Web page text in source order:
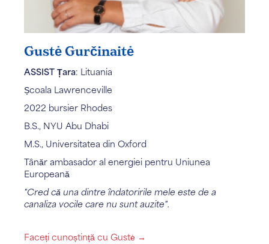
Gustė Gurčinaitė
ASSIST Țara: Lituania
Școala Lawrenceville
2022 bursier Rhodes
B.S., NYU Abu Dhabi
M.S., Universitatea din Oxford
Tânăr ambasador al energiei pentru Uniunea
Europeană
"Cred că una dintre îndatoririle mele este de a
canaliza vocile care nu sunt auzite".
Faceți cunoștință cu Gustė →